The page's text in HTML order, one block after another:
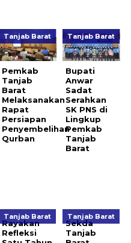
Tanjab Barat
Pemkab
Tanjab
Barat
Melaksanakan
Rapat
Persiapan
Penyembelihan
Qurban
Tanjab Barat
Bupati
Anwar
Sadat
Serahkan
SK PNS di
Lingkup
Pemkab
Tanjab
Barat
Tanjab Barat
Rayakan
Refleksi
Tanjab Barat
Sekda
Tanjab